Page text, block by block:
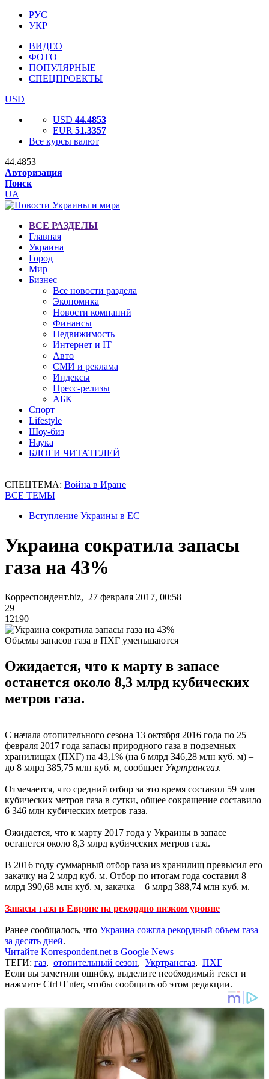
РУС
УКР
ВИДЕО
ФОТО
ПОПУЛЯРНЫЕ
СПЕЦПРОЕКТЫ
USD
USD 44.4853
EUR 51.3357
Все курсы валют
44.4853
Авторизация
Поиск
UA
ВСЕ РАЗДЕЛЫ
Главная
Украина
Город
Мир
Бизнес
Все новости раздела
Экономика
Новости компаний
Финансы
Недвижимость
Интернет и IT
Авто
СМИ и реклама
Индексы
Пресс-релизы
АБК
Спорт
Lifestyle
Шоу-биз
Наука
БЛОГИ ЧИТАТЕЛЕЙ
СПЕЦТЕМА: Война в Иране
ВСЕ ТЕМЫ
Вступление Украины в ЕС
Украина сократила запасы
газа на 43%
Корреспондент.biz, 27 февраля 2017, 00:58
29
12190
Объемы запасов газа в ПХГ уменьшаются
Ожидается, что к марту в запасе
останется около 8,3 млрд кубических
метров газа.
С начала отопительного сезона 13 октября 2016 года по 25
февраля 2017 года запасы природного газа в подземных
хранилищах (ПХГ) на 43,1% (на 6 млрд 346,28 млн куб. м) –
до 8 млрд 385,75 млн куб. м, сообщает Укртрансгаз.
Отмечается, что средний отбор за это время составил 59 млн
кубических метров газа в сутки, общее сокращение составило
6 346 млн кубических метров газа.
Ожидается, что к марту 2017 года у Украины в запасе
останется около 8,3 млрд кубических метров газа.
В 2016 году суммарный отбор газа из хранилищ превысил его
закачку на 2 млрд куб. м. Отбор по итогам года составил 8
млрд 390,68 млн куб. м, закачка – 6 млрд 388,74 млн куб. м.
Запасы газа в Европе на рекордно низком уровне
Ранее сообщалось, что Украина сожгла рекордный объем газа
за десять дней.
Читайте Korrespondent.net в Google News
ТЕГИ: газ, отопительный сезон, Укртрансгаз, ПХГ
Если вы заметили ошибку, выделите необходимый текст и
нажмите Ctrl+Enter, чтобы сообщить об этом редакции.